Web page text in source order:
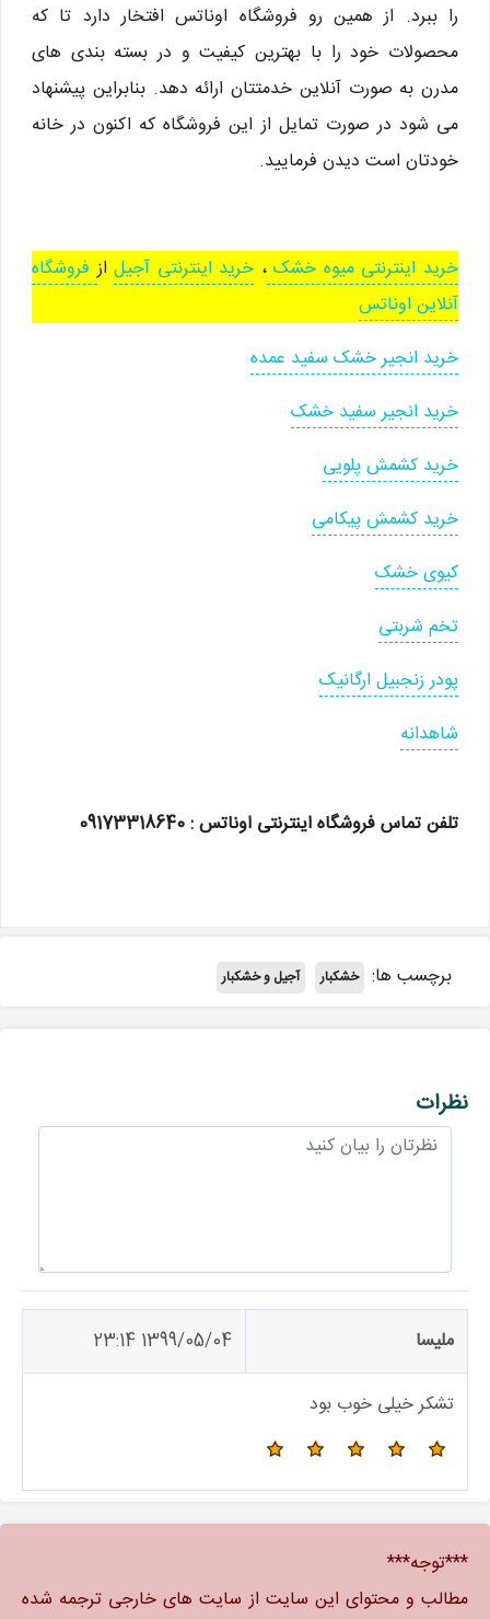
را ببرد. از همین رو فروشگاه اوناتس افتخار دارد تا که
محصولات خود را با بهترین کیفیت و در بسته بندی های
مدرن به صورت آنلاین خدمتتان ارائه دهد. بنابراین پیشنهاد
می شود در صورت تمایل از این فروشگاه که اکنون در خانه
خودتان است دیدن فرمایید.
خرید اینترنتی میوه خشک، خرید اینترنتی آجیلازفروشگاه
آنلاین اوناتس
خرید انجیر خشک سفید عمده
خرید انجیر سفید خشک
خرید کشمش پلویی
خرید کشمش پیکامی
کیوی خشک
تخم شربتی
پودر زنجبیل ارگانیک
شاهدانه
تلفن تماس فروشگاه اینترنتی اوناتس : 09173318640
برچسب ها: خشکبار آجیل و خشکبار
نظرات
ملیسا 1399/05/04 23:14
تشکر خیلی خوب بود
***توجه***
مطالب و محتوای این سایت از سایت های خارجی ترجمه شده